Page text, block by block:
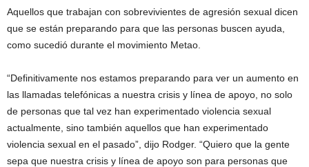
Aquellos que trabajan con sobrevivientes de agresión sexual dicen
que se están preparando para que las personas buscen ayuda,
como sucedió durante el movimiento Metao.
“Definitivamente nos estamos preparando para ver un aumento en
las llamadas telefónicas a nuestra crisis y línea de apoyo, no solo
de personas que tal vez han experimentado violencia sexual
actualmente, sino también aquellos que han experimentado
violencia sexual en el pasado”, dijo Rodger. “Quiero que la gente
sepa que nuestra crisis y línea de apoyo son para personas que